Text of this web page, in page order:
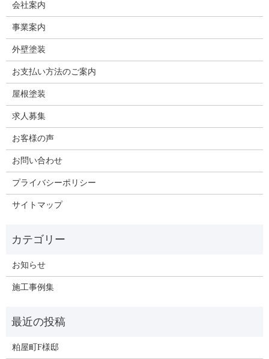
会社案内
事業案内
外壁塗装
お支払い方法のご案内
屋根塗装
求人募集
お客様の声
お問い合わせ
プライバシーポリシー
サイトマップ
お知らせ
施工事例集
粕屋町F様邸